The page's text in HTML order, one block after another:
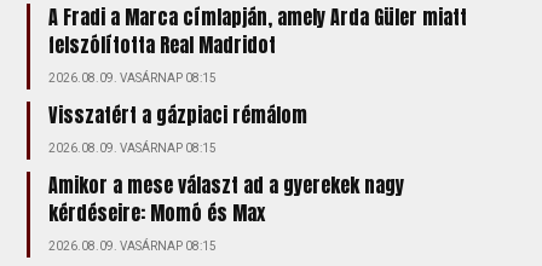
A Fradi a Marca címlapján, amely Arda Güler miatt
felszólította Real Madridot
2026.08.09. VASÁRNAP 08:15
Visszatért a gázpiaci rémálom
2026.08.09. VASÁRNAP 08:15
Amikor a mese választ ad a gyerekek nagy
kérdéseire: Momó és Max
2026.08.09. VASÁRNAP 08:15